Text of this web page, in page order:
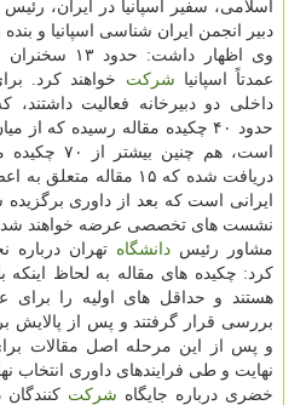
اسلامی، سفیر اسپانیا در ایران،
دبیر انجمن ایران شناسی اسپانیا و
وی اظهار
عمدتاً اسپانیا شركت خواهند كرد.
داخلی دو دبیرخانه فعالیت
است، هم
دریافت شده كه ۱۵ مقاله
ایرانی است كه بعد از داوری
نشست های تخصصی عرضه خواهند شد.
مشاور رئیس دانشگاه تهران درباره
كرد: چكیده های مقاله به لحاظ اینكه
هستند و حداقل های اولیه را برای
بررسی قرار گرفتند و پس از پالایش
و پس از این مرحله اصل مقالات
نهایت و طی فرایندهای داوری انتخاب
خضری درباره جایگاه شركت